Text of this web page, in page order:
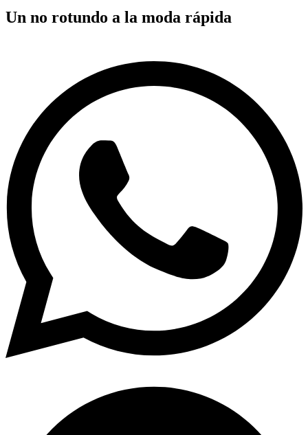
Un no rotundo a la moda rápida